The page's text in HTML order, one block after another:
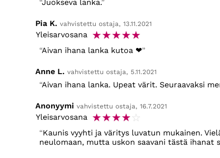
Juokseva lanka.
Pia K. vahvistettu ostaja, 13.11.2021
Yleisarvosana ☆☆☆☆☆
Aivan ihana lanka kutoa ❤
Anne L. vahvistettu ostaja, 5.11.2021
Aivan ihana lanka. Upeat värit. Seuraavaksi
Anonyymi vahvistettu ostaja, 16.7.2021
Yleisarvosana ☆☆☆☆☆
Kaunis vyyhti ja väritys luvatun mukainen.
neulomaan, mutta uskon saavani tästä ihanat